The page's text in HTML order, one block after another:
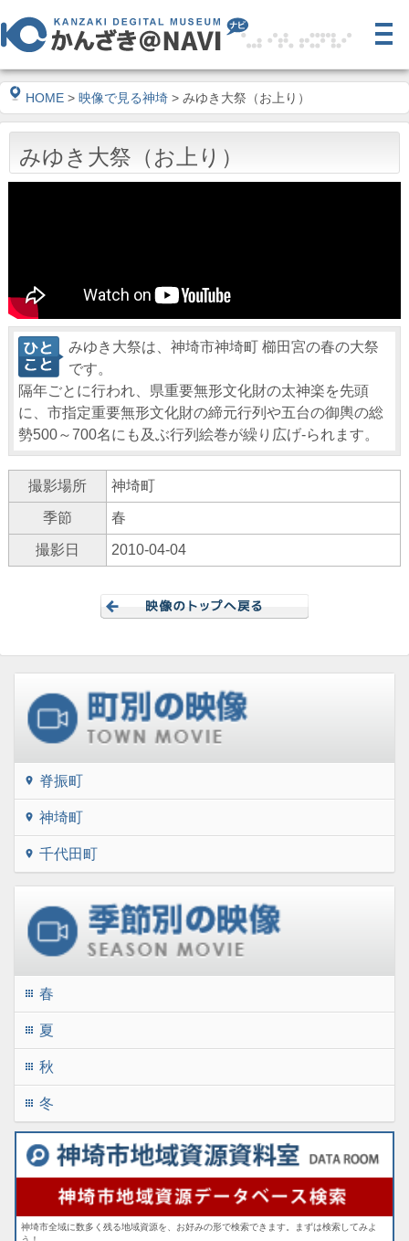
HOME > 映像で見る神埼 > みゆき大祭（お上り）
みゆき大祭（お上り）
みゆき大祭は、神埼市神埼町 櫛田宮の春の大祭
です。
隔年ごとに行われ、県重要無形文化財の太神楽を先頭
に、市指定重要無形文化財の締元行列や五台の御輿の総
勢500～700名にも及ぶ行列絵巻が繰り広げ-られます。
撮影場所 神埼町
季節 春
撮影日 2010-04-04
location_on 脊振町
location_on 神埼町
location_on 千代田町
apps 春
apps 夏
apps 秋
apps 冬
神埼市全域に数多く残る地域資源を、お好みの形で検索できます。まずは検索してみよ